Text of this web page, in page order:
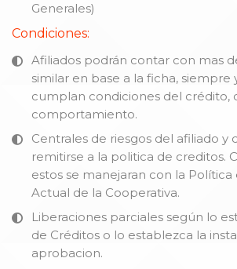
Generales)
Condiciones:
Afiliados podrán contar con mas
similar en base a la ficha, siempre
cumplan condiciones del crédito,
comportamiento.
Centrales de riesgos del afiliado y
remitirse a la politica de creditos.
estos se manejaran con la
Actual de la Cooperativa.
Liberaciones parciales según lo
de Créditos o lo establezca la
aprobacion.